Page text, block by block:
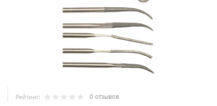
Рейтинг: 0 отзывов